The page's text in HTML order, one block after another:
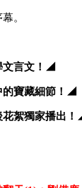
。
文言文！◢
的寶藏細節！◢
花絮獨家播出！